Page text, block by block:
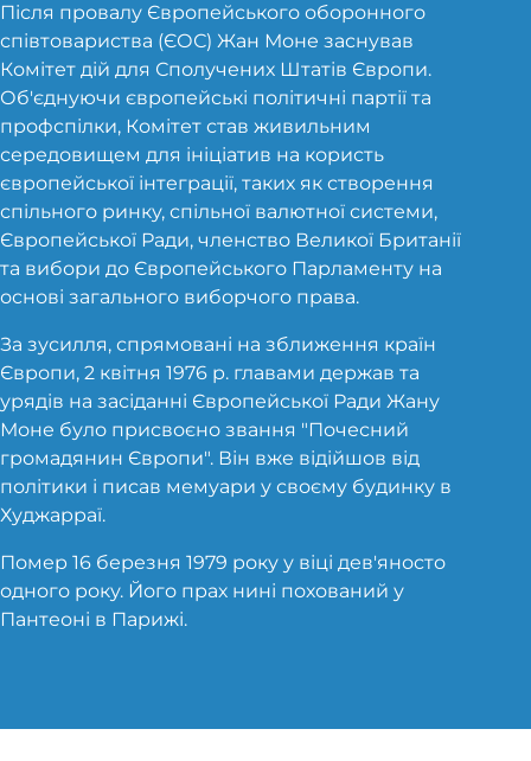
Після провалу Європейського оборонного
співтовариства (ЄОС) Жан Моне заснував
Комітет дій для Сполучених Штатів Європи.
Об'єднуючи європейські політичні партії та
профспілки, Комітет став живильним
середовищем для ініціатив на користь
європейської інтеграції, таких як створення
спільного ринку, спільної валютної системи,
Європейської Ради, членство Великої Британії
та вибори до Європейського Парламенту на
основі загального виборчого права.
За зусилля, спрямовані на зближення країн
Європи, 2 квітня 1976 р. главами держав та
урядів на засіданні Європейської Ради Жану
Моне було присвоєно звання "Почесний
громадянин Європи". Він вже відійшов від
політики і писав мемуари у своєму будинку в
Худжарраї.
Помер 16 березня 1979 року у віці дев'яносто
одного року. Його прах нині похований у
Пантеоні в Парижі.